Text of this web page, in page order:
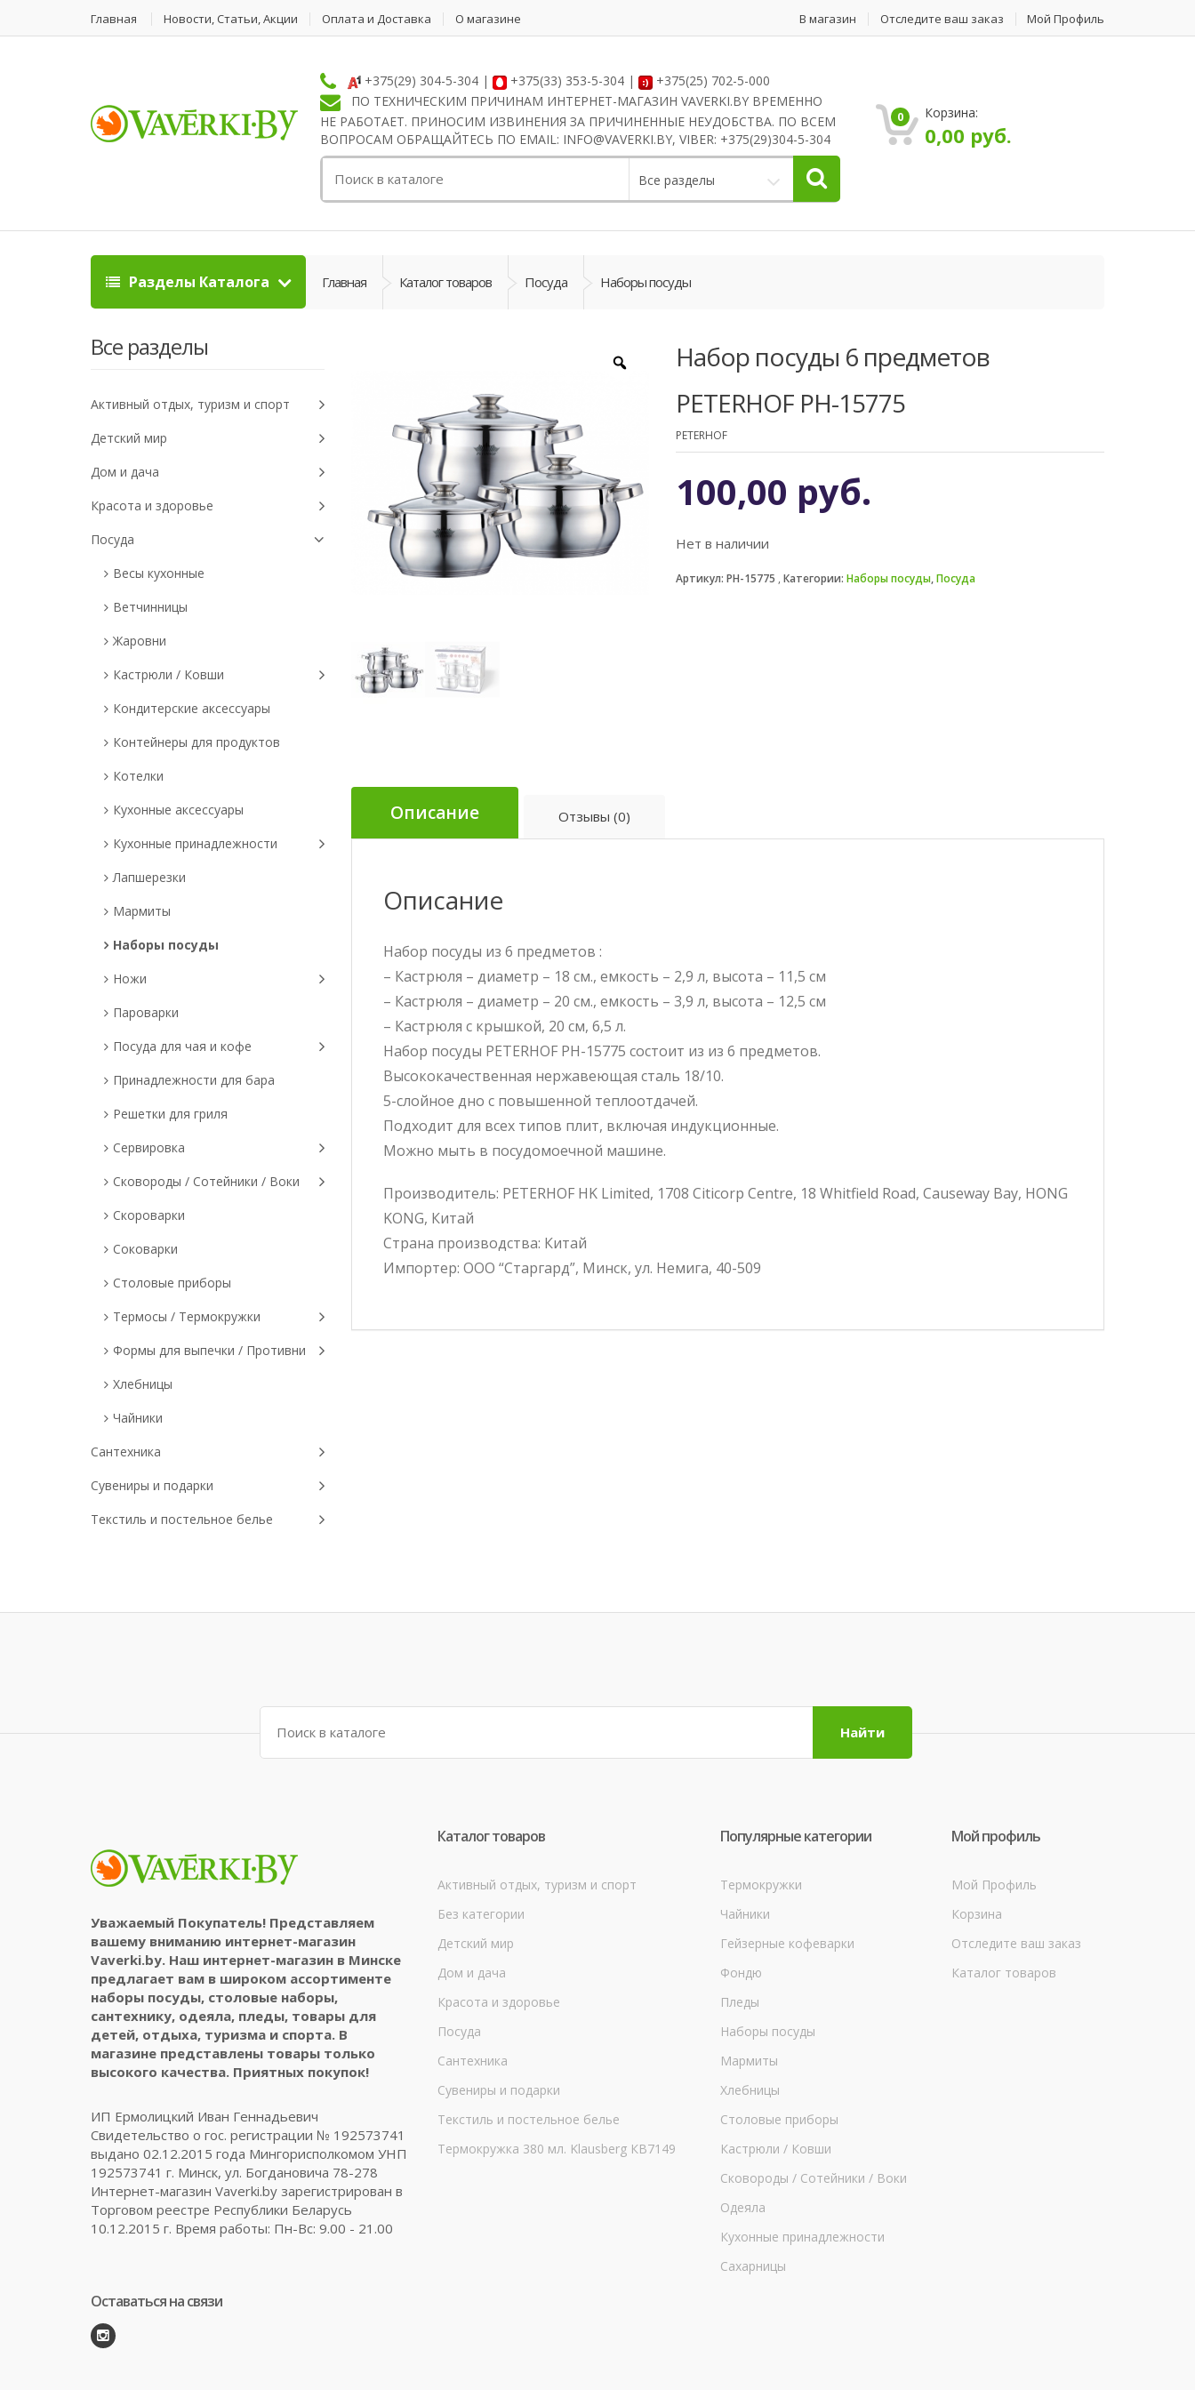
Главная Новости, Статьи, Акции Оплата и Доставка О магазине В магазин Отследите ваш заказ Мой Профиль
+375(29) 304-5-304 | +375(33) 353-5-304 |
+375(25) 702-5-000
ПО ТЕХНИЧЕСКИМ ПРИЧИНАМ ИНТЕРНЕТ-МАГАЗИН VAVERKI.BY ВРЕМЕННО
НЕ РАБОТАЕТ. ПРИНОСИМ ИЗВИНЕНИЯ ЗА ПРИЧИНЕННЫЕ НЕУДОБСТВА. ПО ВСЕМ
ВОПРОСАМ ОБРАЩАЙТЕСЬ ПО EMAIL: INFO@VAVERKI.BY, VIBER: +375(29)304-5-304
Все разделы
0 Корзина:
0,00 руб.
Разделы Каталога Главная Каталог товаров Посуда Наборы посуды
Набор посуды 6 предметов
PETERHOF PH-15775
PETERHOF
100,00 руб.
Нет в наличии
Артикул:PH-15775 Категории:Наборы посуды,Посуда
Описание Отзывы (0)
Описание
Набор посуды из 6 предметов :
– Кастрюля – диаметр – 18 см., емкость – 2,9 л, высота – 11,5 см
– Кастрюля – диаметр – 20 см., емкость – 3,9 л, высота – 12,5 см
– Кастрюля с крышкой, 20 см, 6,5 л.
Набор посуды PETERHOF PH-15775 состоит из из 6 предметов.
Высококачественная нержавеющая сталь 18/10.
5-слойное дно с повышенной теплоотдачей.
Подходит для всех типов плит, включая индукционные.
Можно мыть в посудомоечной машине.
Производитель: PETERHOF HK Limited, 1708 Citicorp Centre, 18 Whitfield Road, Causeway Bay, HONG
KONG, Китай
Страна производства: Китай
Импортер: ООО “Старгард”, Минск, ул. Немига, 40-509
Все разделы
Активный отдых, туризм и спорт
Детский мир
Дом и дача
Красота и здоровье
Посуда
Весы кухонные
Ветчинницы
Жаровни
Кастрюли / Ковши
Кондитерские аксессуары
Контейнеры для продуктов
Котелки
Кухонные аксессуары
Кухонные принадлежности
Лапшерезки
Мармиты
Наборы посуды
Ножи
Пароварки
Посуда для чая и кофе
Принадлежности для бара
Решетки для гриля
Сервировка
Сковороды / Сотейники / Воки
Скороварки
Соковарки
Столовые приборы
Термосы / Термокружки
Формы для выпечки / Противни
Хлебницы
Чайники
Сантехника
Сувениры и подарки
Текстиль и постельное белье
Поиск:
Найти
Уважаемый Покупатель! Представляем
вашему вниманию интернет-магазин
Vaverki.by. Наш интернет-магазин в Минске
предлагает вам в широком ассортименте
наборы посуды, столовые наборы,
сантехнику, одеяла, пледы, товары для
детей, отдыха, туризма и спорта. В
магазине представлены товары только
высокого качества. Приятных покупок!
ИП Ермолицкий Иван Геннадьевич
Свидетельство о гос. регистрации № 192573741
выдано 02.12.2015 года Мингорисполкомом УНП
192573741 г. Минск, ул. Богдановича 78-278
Интернет-магазин Vaverki.by зарегистрирован в
Торговом реестре Республики Беларусь
10.12.2015 г. Время работы: Пн-Вс: 9.00 - 21.00
Оставаться на связи
Каталог товаров
Активный отдых, туризм и спорт
Без категории
Детский мир
Дом и дача
Красота и здоровье
Посуда
Сантехника
Сувениры и подарки
Текстиль и постельное белье
Термокружка 380 мл. Klausberg КВ7149
Популярные категории
Термокружки
Чайники
Гейзерные кофеварки
Фондю
Пледы
Наборы посуды
Мармиты
Хлебницы
Столовые приборы
Кастрюли / Ковши
Сковороды / Сотейники / Воки
Одеяла
Кухонные принадлежности
Сахарницы
Мой профиль
Мой Профиль
Корзина
Отследите ваш заказ
Каталог товаров